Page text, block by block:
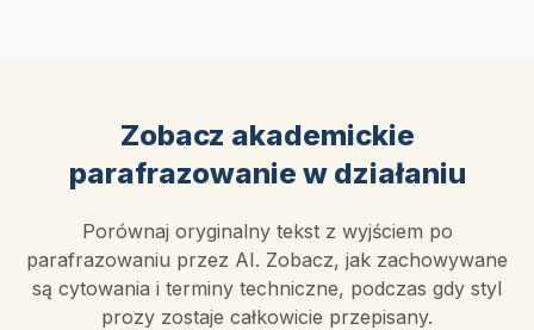
Zobacz akademickie
parafrazowanie w działaniu
Porównaj oryginalny tekst z wyjściem po
parafrazowaniu przez AI. Zobacz, jak zachowywane
są cytowania i terminy techniczne, podczas gdy styl
prozy zostaje całkowicie przepisany.